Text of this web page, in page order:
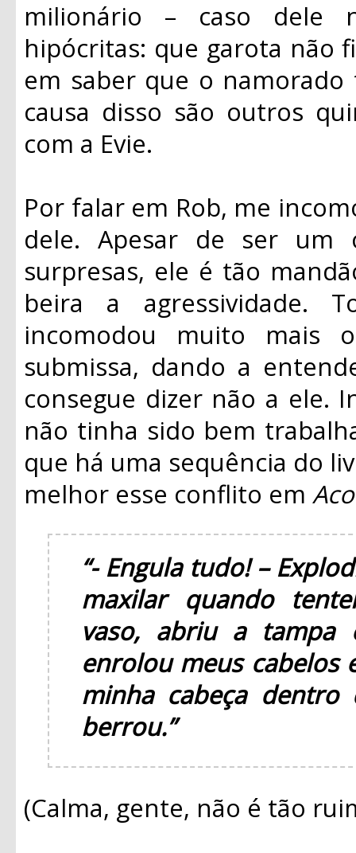
milionário – caso dele
hipócritas: que garota não
em saber que o
causa disso são outros
com a Evie.
Por falar em Rob, me
dele. Apesar de ser
surpresas, ele é tão
beira a agressividade.
incomodou muito mais
submissa, dando a
consegue dizer não a ele.
não tinha sido bem
que há uma sequência do
melhor esse conflito em
“- Engula tudo! –
maxilar quando
vaso, abriu a tampa
enrolou meus cabelos
minha cabeça dentro
berrou.”
(Calma, gente, não é tão